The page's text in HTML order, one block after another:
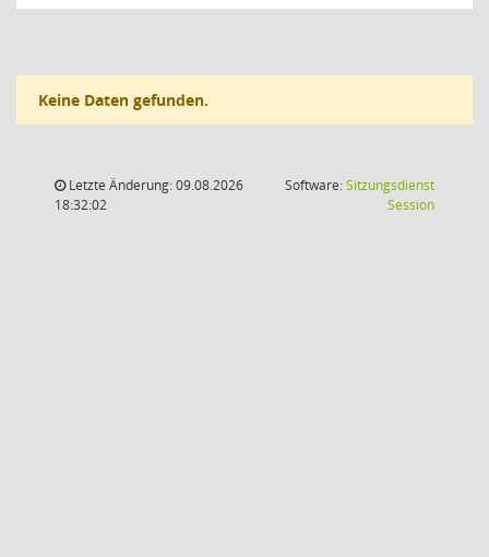
Keine Daten gefunden.
Letzte Änderung: 09.08.2026
18:32:02
Software:Sitzungsdienst
Session(Wird in